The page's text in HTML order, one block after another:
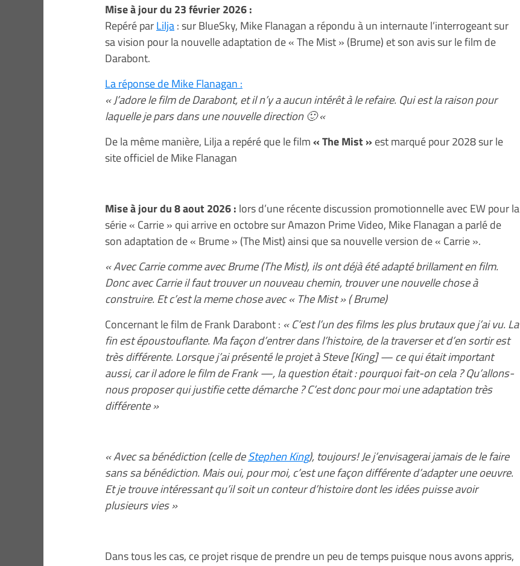
Mise à jour du 23 février 2026 :
Repéré parLilja: sur BlueSky, Mike Flanagan a répondu à un internaute l’interrogeant sur
sa vision pour la nouvelle adaptation de « The Mist » (Brume) et son avis sur le film de
Darabont.
La réponse de Mike Flanagan :
« J’adore le film de Darabont, et il n’y a aucun intérêt à le refaire. Qui est la raison pour
laquelle je pars dans une nouvelle direction 🙂 «
De la même manière, Lilja a repéré que le film« The Mist » est marqué pour 2028 sur le
site officiel de Mike Flanagan
Mise à jour du 8 aout 2026 : lors d’une récente discussion promotionnelle avec EW pour la
série « Carrie » qui arrive en octobre sur Amazon Prime Video, Mike Flanagan a parlé de
son adaptation de « Brume » (The Mist) ainsi que sa nouvelle version de « Carrie ».
« Avec Carrie comme avec Brume (The Mist), ils ont déjà été adapté brillament en film.
Donc avec Carrie il faut trouver un nouveau chemin, trouver une nouvelle chose à
construire. Et c’est la meme chose avec « The Mist » ( Brume)
Concernant le film de Frank Darabont : « C’est l’un des films les plus brutaux que j’ai vu. La
fin est époustouflante. Ma façon d’entrer dans l’histoire, de la traverser et d’en sortir est
très différente. Lorsque j’ai présenté le projet à Steve [King] — ce qui était important
aussi, car il adore le film de Frank —, la question était : pourquoi fait-on cela ? Qu’allons-
nous proposer qui justifie cette démarche ? C’est donc pour moi une adaptation très
différente »
« Avec sa bénédiction (celle deStephen King), toujours! Je j’envisagerai jamais de le faire
sans sa bénédiction. Mais oui, pour moi, c’est une façon différente d’adapter une oeuvre.
Et je trouve intéressant qu’il soit un conteur d’histoire dont les idées puisse avoir
plusieurs vies »
Dans tous les cas, ce projet risque de prendre un peu de temps puisque nous avons appris,